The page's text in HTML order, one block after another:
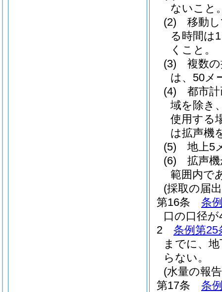
ないこと
(2)
移動
る時間は
くこと。
(3)
複数
は、50メ
(4)
都市
域を除き
使用する
は拡声機
(5)
地上5
(6)
拡声
範囲内で
(採取の届
第16条
条
口の口径
2
条例第25
までに、
らない。
(水量の報
第17条
条